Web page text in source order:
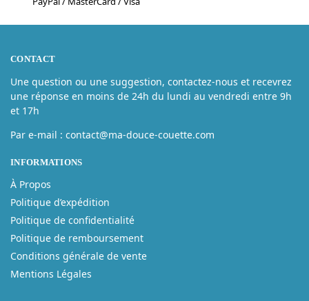
CONTACT
Une question ou une suggestion, contactez-nous et recevrez
une réponse en moins de 24h du lundi au vendredi entre 9h
et 17h
Par e-mail : contact@ma-douce-couette.com
INFORMATIONS
À Propos
Politique d’expédition
Politique de confidentialité
Politique de remboursement
Conditions générale de vente
Mentions Légales